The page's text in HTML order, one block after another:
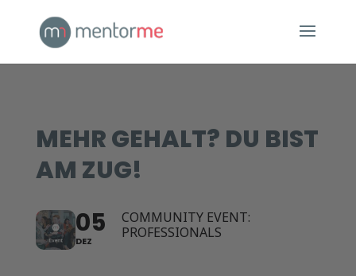
MEHR GEHALT? DU BIST
AM ZUG!
05
DEZ
COMMUNITY EVENT:
PROFESSIONALS